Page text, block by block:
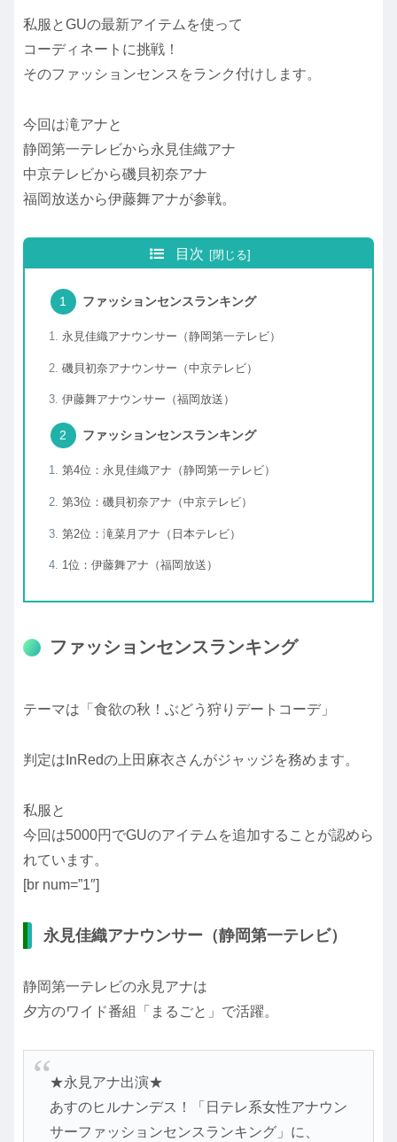
私服とGUの最新アイテムを使って
コーディネートに挑戦！
そのファッションセンスをランク付けします。
今回は滝アナと
静岡第一テレビから永見佳織アナ
中京テレビから磯貝初奈アナ
福岡放送から伊藤舞アナが参戦。
目次
ファッションセンスランキング
永見佳織アナウンサー（静岡第一テレビ）
磯貝初奈アナウンサー（中京テレビ）
伊藤舞アナウンサー（福岡放送）
ファッションセンスランキング
第4位：永見佳織アナ（静岡第一テレビ）
第3位：磯貝初奈アナ（中京テレビ）
第2位：滝菜月アナ（日本テレビ）
1位：伊藤舞アナ（福岡放送）
ファッションセンスランキング
テーマは「食欲の秋！ぶどう狩りデートコーデ」
判定はInRedの上田麻衣さんがジャッジを務めます。
私服と
今回は5000円でGUのアイテムを追加することが認めら
れています。
[br num=”1″]
永見佳織アナウンサー（静岡第一テレビ）
静岡第一テレビの永見アナは
夕方のワイド番組「まるごと」で活躍。
★永見アナ出演★
あすのヒルナンデス！「日テレ系女性アナウン
サーファッションセンスランキング」に、